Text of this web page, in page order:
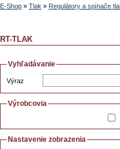
E-Shop » Tlak » Regulátory a spínače
RT-TLAK
Vyhľadávanie
Výraz
Výrobcovia
Nastavenie zobrazenia